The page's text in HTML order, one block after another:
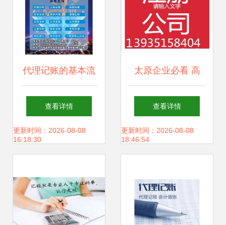
代理记账的基本流
程详解
查看详情
更新时间：2026-08-08
16:18:30
太原企业必看 高
效、省心的代理记
账与公司注册服务
查看详情
更新时间：2026-08-08
18:46:54